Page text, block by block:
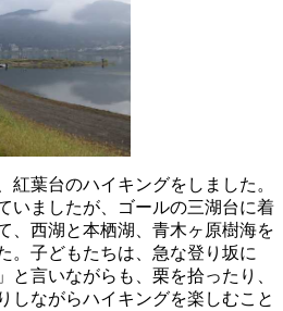
葉台のハイキングをしました。
いましたが、ゴールの三湖台に着
、西湖と本栖湖、青木ヶ原樹海を
。子どもたちは、急な登り坂に
と言いながらも、栗を拾ったり、
しながらハイキングを楽しむこと